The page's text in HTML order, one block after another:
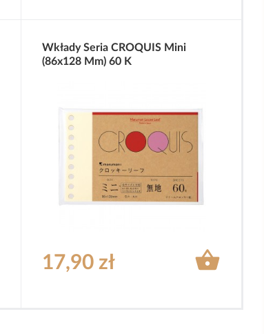
Wkłady Seria CROQUIS Mini
(86x128 Mm) 60 K
17,90 zł 